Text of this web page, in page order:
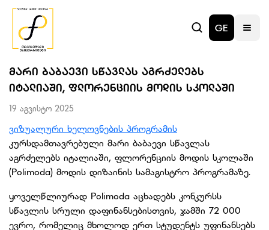
GE
ᲛᲐᲠᲘ ᲑᲐᲑᲐᲔᲕᲘ ᲡᲬᲐᲕᲚᲐᲡ ᲐᲒᲠᲫᲔᲚᲔᲑᲡ
ᲘᲢᲐᲚᲘᲐᲨᲘ, ᲤᲚᲝᲠᲔᲜᲪᲘᲘᲡ ᲛᲝᲓᲘᲡ ᲡᲙᲝᲚᲐᲨᲘ
19 აგვისტო 2025
ვიზუალური ხელოვნების პროგრამის
კურსდამთავრებული მარი ბაბაევი სწავლას
აგრძელებს იტალიაში, ფლორენციის მოდის სკოლაში
(Polimoda) მოდის დიზაინის სამაგისტრო პროგრამაზე.
ყოველწლიურად Polimoda აცხადებს კონკურსს
სწავლის სრული დაფინანსებისთვის, ჯამში 72 000
ევრო, რომელიც მხოლოდ ერთ სტუდენტს უფინანსებს